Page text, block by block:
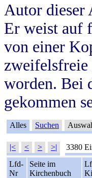
Autor dieser
Er weist auf
von einer
worden. Bei
gekommen
Alles Suchen
|< < > >| 3380
Lfd-
Nr
Seite im
Kirchenbuch